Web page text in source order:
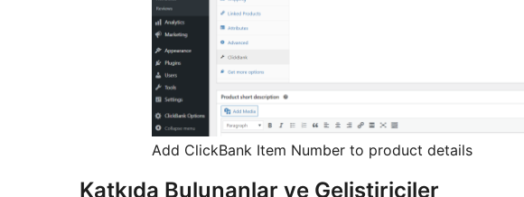
Add ClickBank Item Number to product details
Katkıda Bulunanlar ve Geliştiriciler